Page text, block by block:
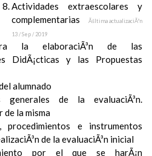
Actividades extraescolares y
complementarias
Ãšltima actualizaciÃ³n
13 / Sep / 2019
la elaboraciÃ³n de las
DidÃ¡cticas y las Propuestas
alumnado
generales de la evaluaciÃ³n.
de la misma
procedimientos e instrumentos
de la evaluaciÃ³n inicial
por el que se harÃ¡n